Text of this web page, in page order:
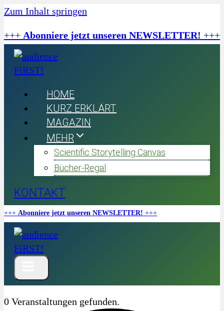
Zum Inhalt springen
+++ Abonniere jetzt unseren NEWSLETTER! +++
HOME
KURZ ERKLÄRT
MAGAZIN
MEHR
Scientific Storytelling Canvas
Bücher-Regal
KONTAKT
+++ Abonniere jetzt unseren NEWSLETTER! +++
0 Veranstaltungen gefunden.